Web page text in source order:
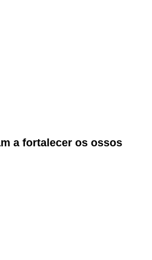
a fortalecer os ossos